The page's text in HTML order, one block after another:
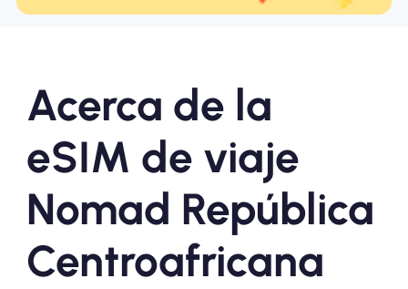
Acerca de la
eSIM de viaje
Nomad República
Centroafricana